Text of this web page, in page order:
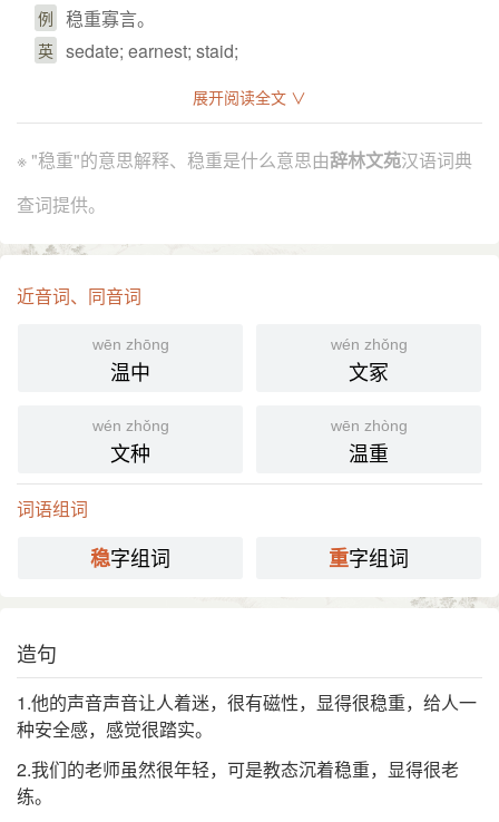
例 稳重寡言。
英 sedate; earnest; staid;
例 一个善良稳重的农民。
英 steady;
引证解释
⒈ 沉静庄重；沉着而有分寸。
引
宋 韩琦 《柳絮》诗：“一春情绪空撩乱，不是天生稳
重花。”
《红楼梦》第一一八回：“况且 鶯儿 也稳重。”
杨朔 《＜雪花飘飘＞后语》：“那青年坐在炕边上，
⒉ 犹当心。
元 无名氏 《举案齐眉》第四折：“小姐稳重，有老相
公同老夫人在於门首，你接待他去咱。”
国语辞典
⒈ 沉著庄重。
引 《红楼梦·第二二回》：「谁想贾母自见宝钗来了，喜
他稳重和平，正值他才过第一个生辰，便自己蠲资二
十两，唤了凤姐来，交与他置酒戏。」
近 端庄 庄重 稳健
反
展开阅读全文 ∨
※ "稳重"的意思解释、稳重是什么意思由辞林文苑汉语词典
查词提供。
近音词、同音词
wēn zhōng
温中
wén zhǒng
文冢
wén zhǒng
文种
wēn zhòng
温重
词语组词
稳字组词 重字组词
造句
1.他的声音声音让人着迷，很有磁性，显得很稳重，给人一
种安全感，感觉很踏实。
2.我们的老师虽然很年轻，可是教态沉着稳重，显得很老
练。